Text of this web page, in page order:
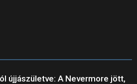
újjászületve: A Nevermore jött,